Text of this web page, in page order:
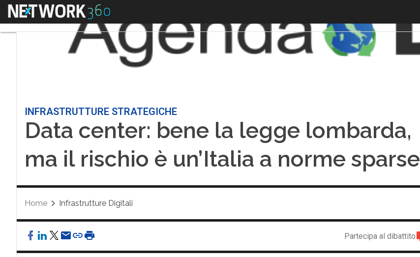
Menu
INFRASTRUTTURE STRATEGICHE
Data center: bene la legge lombarda,
ma il rischio è un’Italia a norme sparse
Home Infrastrutture Digitali
Partecipa al dibattito